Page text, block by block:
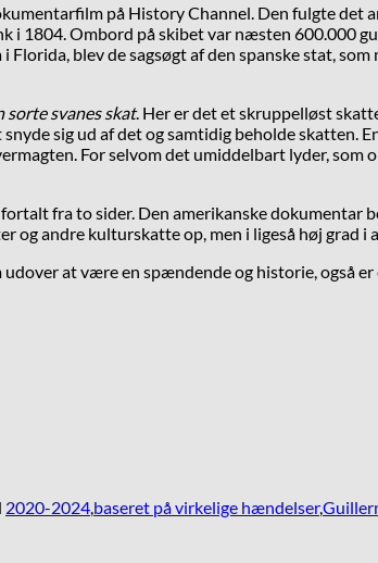
på History Channel. Den fulgte
i 1804. Ombord på skibet var næsten 600.000
blev de sagsøgt af den spanske stat,
sorte svanes skat. Her er det et skruppelløst
sig ud af det og samtidig beholde
For selvom det umiddelbart lyder,
fra to sider. Den amerikanske
og andre kulturskatte op, men i ligeså høj grad
udover at være en spændende og historie, også
2020-2024 baseret på virkelige hændelser,